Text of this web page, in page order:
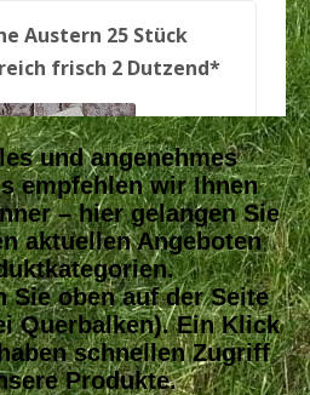
und angenehmes
empfehlen wir Ihnen
– hier gelangen Sie
aktuellen Angeboten
Sie oben auf der Seite
Querbalken). Ein Klick
schnellen Zugriff
Produkte.